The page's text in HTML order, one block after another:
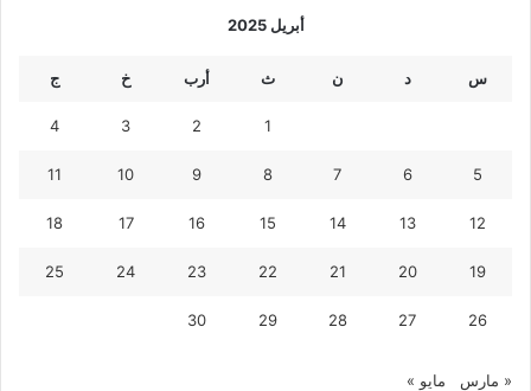
أبريل 2025
س د ن ث أرب خ ج
1
2
3
4
5
6
7
8
9
10
11
12
13
14
15
16
17
18
19
20
21
22
23
24
25
26
27
28
29
30
« مارس مايو »